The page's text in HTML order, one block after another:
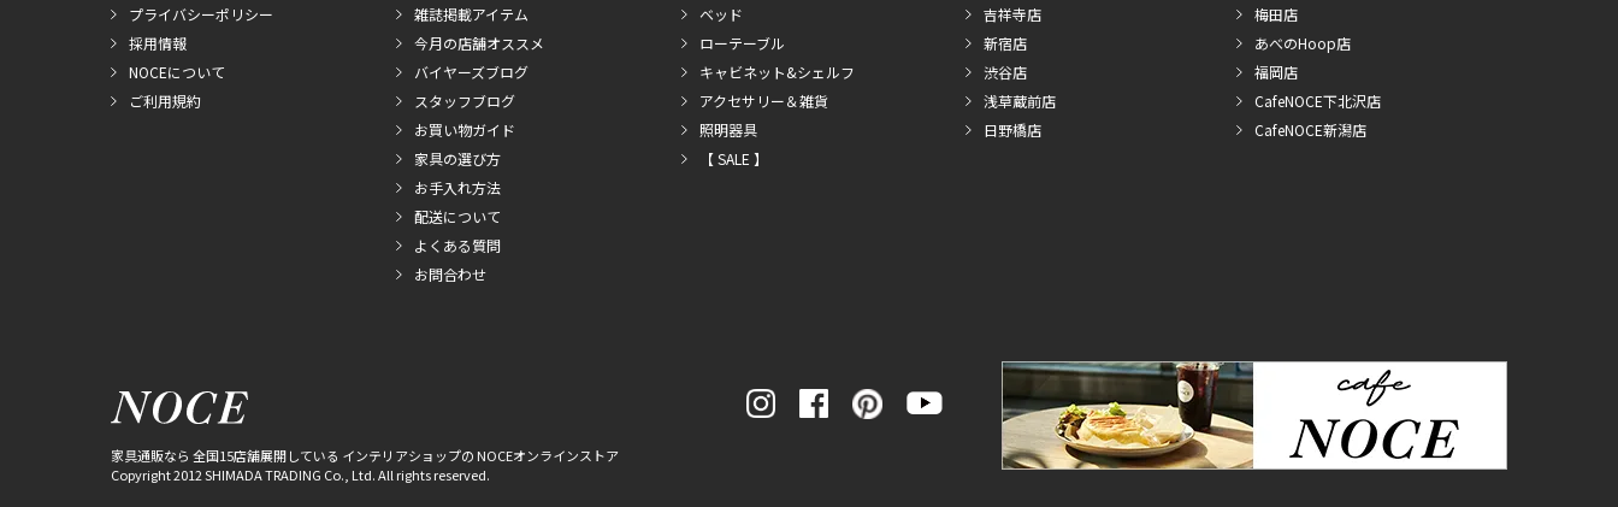
プライバシーポリシー
採用情報
NOCEについて
ご利用規約
雑誌掲載アイテム
今月の店舗オススメ
バイヤーズブログ
スタッフブログ
お買い物ガイド
家具の選び方
お手入れ方法
配送について
よくある質問
お問合わせ
ベッド
ローテーブル
キャビネット&シェルフ
アクセサリー＆雑貨
照明器具
【 SALE 】
吉祥寺店
新宿店
渋谷店
浅草蔵前店
日野橋店
梅田店
あべのHoop店
福岡店
CafeNOCE下北沢店
CafeNOCE新潟店
家具通販なら 全国15店舗展開している インテリアショップの NOCEオンラインストア
Copyright 2012 SHIMADA TRADING Co., Ltd. All rights reserved.